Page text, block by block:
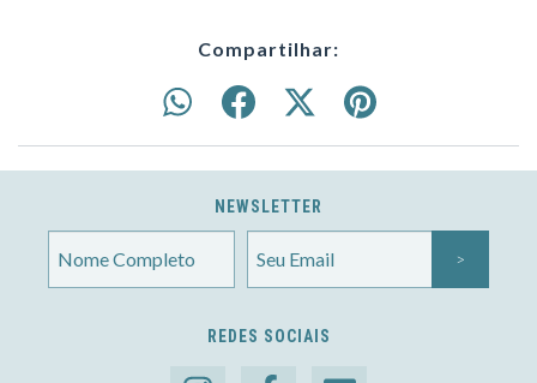
Compartilhar:
NEWSLETTER
REDES SOCIAIS